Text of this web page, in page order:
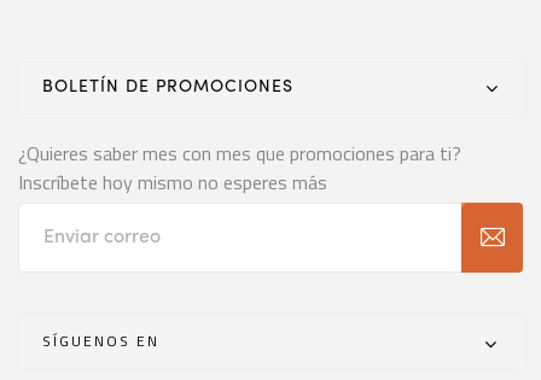
BOLETÍN DE PROMOCIONES
¿Quieres saber mes con mes que promociones para ti?
Inscríbete hoy mismo no esperes más
SÍGUENOS EN